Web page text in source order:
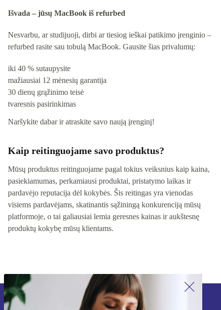
Išvada – jūsų MacBook iš refurbed
Nesvarbu, ar studijuoji, dirbi ar tiesiog ieškai patikimo įrenginio –
refurbed rasite sau tobulą MacBook. Gausite šias privalumų:
iki 40 % sutaupysite
mažiausiai 12 mėnesių garantija
30 dienų grąžinimo teisė
tvaresnis pasirinkimas
Naršykite dabar ir atraskite savo naują įrenginį!
Kaip reitinguojame savo produktus?
Mūsų produktus reitinguojame pagal tokius veiksnius kaip kaina,
pasiekiamumas, perkamiausi produktai, pristatymo laikas ir
pardavėjo reputacija dėl kokybės. Šis reitingas yra vienodas
visiems pardavėjams, skatinantis sąžiningą konkurenciją mūsų
platformoje, o tai galiausiai lemia geresnes kainas ir aukštesnę
produktų kokybę mūsų klientams.
Užsiprenumeruok mūsų naujienlaiškį!